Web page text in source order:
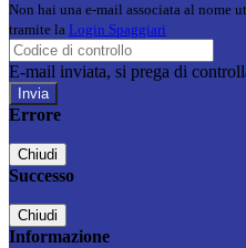
Non hai una e-mail associata al nome
tramite la Login Spaggiari
E-mail inviata, si prega di
Errore
Chiudi
Successo
Chiudi
Informazione